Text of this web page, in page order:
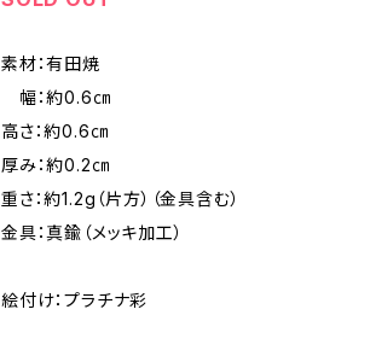
素材：有田焼
幅：約0.6㎝
高さ：約0.6㎝
厚み：約0.2㎝
重さ：約1.2g（片方）（金具含む）
金具：真鍮（メッキ加工）
絵付け：プラチナ彩